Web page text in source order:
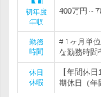
初年度
年収
400万円～
勤務
時間
# 1ヶ月単
な勤務時間
休日
休暇
【年間休
期休日（